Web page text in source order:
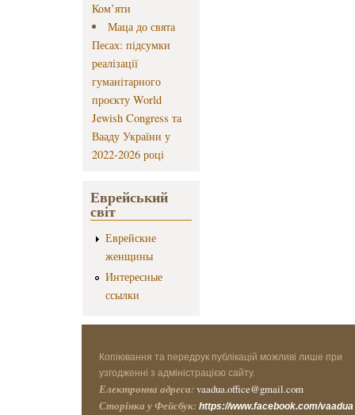
Ком’яти
Маца до свята
Песах: підсумки
реалізації
гуманітарного
проєкту World
Jewish Congress та
Вааду України у
2022-2026 році
Еврейський
світ
Еврейские
женщины
Интересные
ссылки
Копіювання та передрук публікацій можливі лише при
узгодженні з адміністрацією сайту.
Електронна адреса: vaadua.office@gmail.com
Сторінка у Фейсбук: https://www.facebook.com/vaadua